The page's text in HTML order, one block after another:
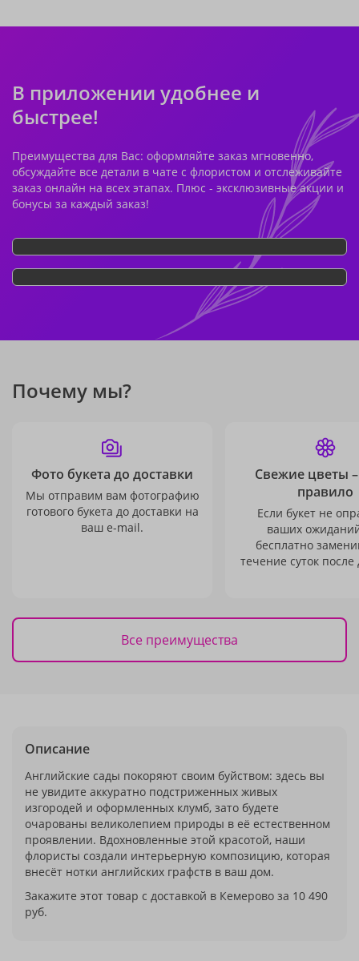
В приложении удобнее и
быстрее!
Преимущества для Вас: оформляйте заказ мгновенно,
обсуждайте все детали в чате с флористом и отслеживайте
заказ онлайн на всех этапах. Плюс - эксклюзивные акции и
бонусы за каждый заказ!
Почему мы?
Фото букета до доставки
Мы отправим вам фотографию
готового букета до доставки на
ваш e-mail.
Свежие цветы
правило
Если букет не
ваших
бесплатно
течение суток после
Все преимущества
Описание
Английские сады покоряют своим буйством: здесь вы
не увидите аккуратно подстриженных живых
изгородей и оформленных клумб, зато будете
очарованы великолепием природы в её естественном
проявлении. Вдохновленные этой красотой, наши
флористы создали интерьерную композицию, которая
внесёт нотки английских графств в ваш дом.
Закажите этот товар с доставкой в Кемерово за 10 490
руб.